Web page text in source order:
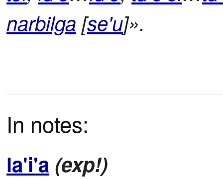
narbilga [se'u]».
In notes:
la'i'a (exp!)